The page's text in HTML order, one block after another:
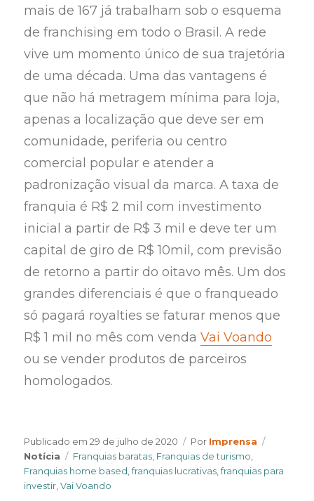
mais de 167 já trabalham sob o esquema
de franchising em todo o Brasil. A rede
vive um momento único de sua trajetória
de uma década. Uma das vantagens é
que não há metragem mínima para loja,
apenas a localização que deve ser em
comunidade, periferia ou centro
comercial popular e atender a
padronização visual da marca. A taxa de
franquia é R$ 2 mil com investimento
inicial a partir de R$ 3 mil e deve ter um
capital de giro de R$ 10mil, com previsão
de retorno a partir do oitavo mês. Um dos
grandes diferenciais é que o franqueado
só pagará royalties se faturar menos que
R$ 1 mil no mês com vendaVai Voando
ou se vender produtos de parceiros
homologados.
Publicado em29 de julho de 2020 Por Author
Imprensa
Notícia
Tags
Franquias baratas Franquias de turismo
Franquias home based ,franquias lucrativas ,franquias para
investir ,Vai Voando